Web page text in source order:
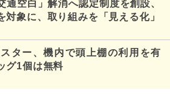
通空白」解消へ認定制度を創設、
対象に、取り組みを「見える化」
ター、機内で頭上棚の利用を有
グ1個は無料